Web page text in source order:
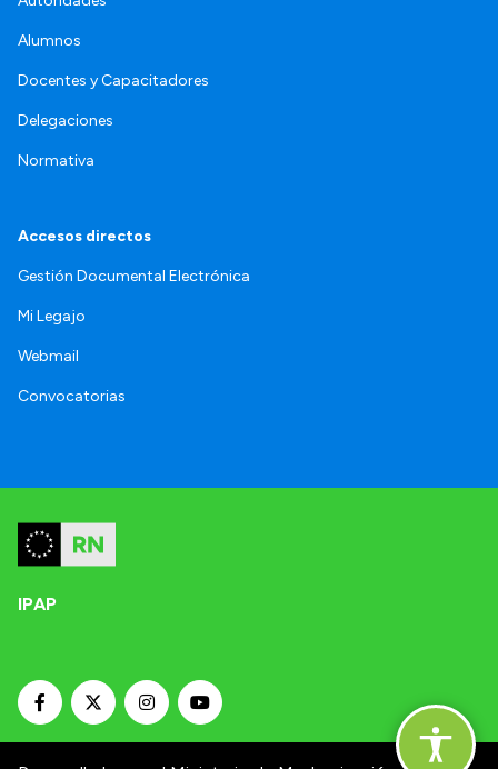
Alumnos
Docentes y Capacitadores
Delegaciones
Normativa
Accesos directos
Gestión Documental Electrónica
Mi Legajo
Webmail
Convocatorias
IPAP